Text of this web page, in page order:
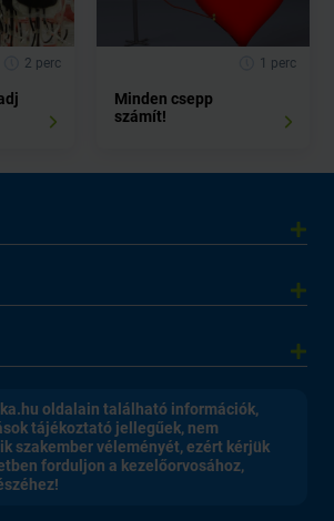
2 perc 1 perc
Minden csepp
számít!
oldalain található információk,
tájékoztató jellegűek, nem
szakember véleményét, ezért kérjük
forduljon a kezelőorvosához,